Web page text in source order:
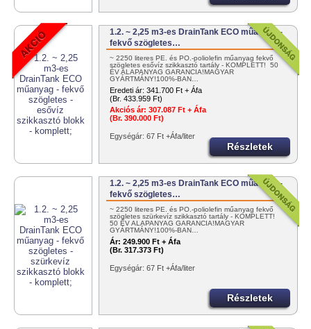
1.2. ~ 2,25 m3-es DrainTank ECO műanyag -
fekvő szögletes…
~ 2250 literes PE. és PO.-poliolefin műanyag fekvő
szögletes esővíz szikkasztó tartály - KOMPLETT! 50
ÉV ALAPANYAG GARANCIA!MAGYAR
GYÁRTMÁNY!100%-BAN…
Eredeti ár: 341.700 Ft + Áfa
(Br. 433.959 Ft)
Akciós ár: 307.087 Ft + Áfa
(Br. 390.000 Ft)
Egységár: 67 Ft +Áfa/liter
Részletek
1.2. ~ 2,25 m3-es DrainTank ECO műanyag -
fekvő szögletes…
~ 2250 literes PE. és PO.-poliolefin műanyag fekvő
szögletes szürkevíz szikkasztó tartály - KOMPLETT!
50 ÉV ALAPANYAG GARANCIA!MAGYAR
GYÁRTMÁNY!100%-BAN…
Ár: 249.900 Ft + Áfa
(Br. 317.373 Ft)
Egységár: 67 Ft +Áfa/liter
Részletek